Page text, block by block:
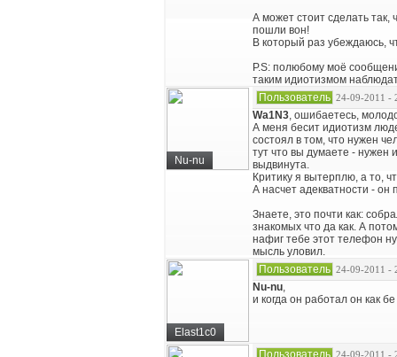
А может стоит сделать так,
пошли вон!
В который раз убеждаюсь,
P.S: полюбому моё
таким идиотизмом
Nu-nu
Пользователь 24-09-2011 -
Wa1N3, ошибаетесь,
А меня бесит идиотизм
состоял в том, что нужен
тут что вы думаете - нужен
выдвинута.
Критику я вытерплю, а то,
А насчет адекватности -
Знаете, это почти как:
знакомых что да как. А
нафиг тебе этот телефон
мысль уловил.
Elast1c0
Пользователь 24-09-2011 -
Nu-nu,
и когда он работал он как
Пользователь 24-09-2011 -